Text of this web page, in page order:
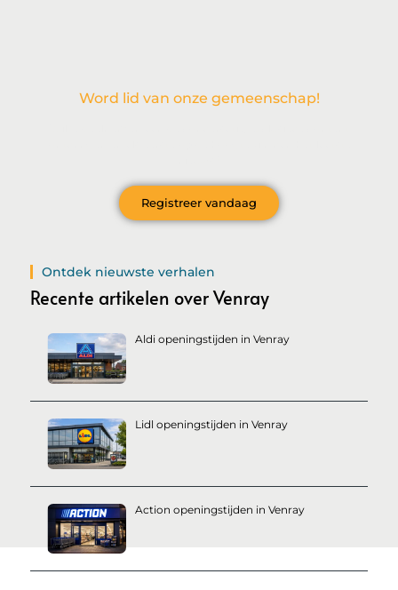
Word lid van onze gemeenschap!
Registreer vandaag
Ontdek nieuwste verhalen
Recente artikelen over Venray
Aldi openingstijden in Venray
Lidl openingstijden in Venray
Action openingstijden in Venray